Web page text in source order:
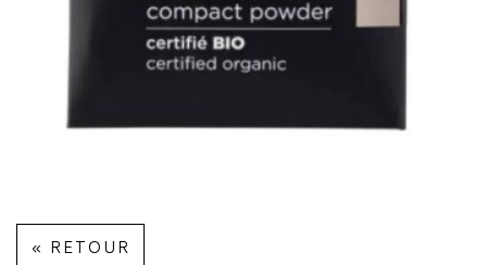
« RETOUR